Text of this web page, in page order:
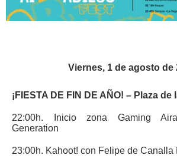
Viernes, 1 de agosto de
¡FIESTA DE FIN DE AÑO! – Plaza
22:00h. Inicio zona Gaming
Generation
23:00h. Kahoot! con Felipe de Canalla